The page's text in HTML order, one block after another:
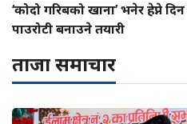
‘कोदो गरिबको खाना’ भनेर हेप्ने
पाउरोटी बनाउने तयारी
ताजा समाचार